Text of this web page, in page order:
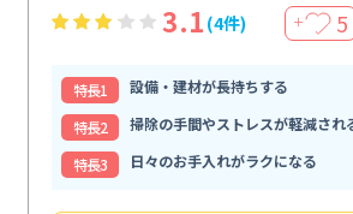
3.1 (4件) ＋ 5
特⻑1
設備・建材が長持ちする
特⻑2
掃除の手間やストレスが軽減され
特⻑3
日々のお手入れがラクになる